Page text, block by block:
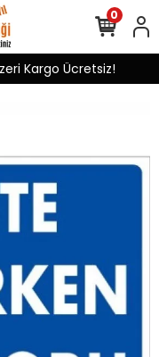
Kargo Ücretsiz!
0